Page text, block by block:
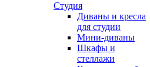
Студия
Диваны и кресла
для студии
Мини-диваны
Шкафы и
стеллажи